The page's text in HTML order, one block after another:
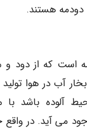
دودمه هستند.
است که از دود
آب در هوا
آلوده باشد با
می آید. در واقع